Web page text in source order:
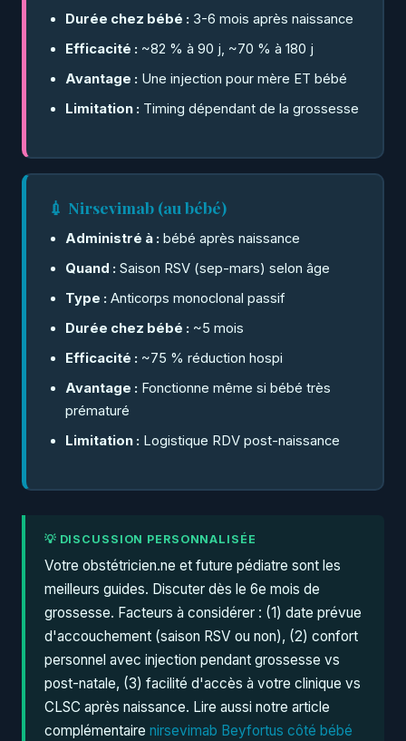
Durée chez bébé : 3-6 mois après naissance
Efficacité : ~82 % à 90 j, ~70 % à 180 j
Avantage : Une injection pour mère ET bébé
Limitation : Timing dépendant de la grossesse
💉 Nirsevimab (au bébé)
Administré à : bébé après naissance
Quand : Saison RSV (sep-mars) selon âge
Type : Anticorps monoclonal passif
Durée chez bébé : ~5 mois
Efficacité : ~75 % réduction hospi
Avantage : Fonctionne même si bébé très
prématuré
Limitation : Logistique RDV post-naissance
💡 DISCUSSION PERSONNALISÉE
Votre obstétricien.ne et future pédiatre sont les
meilleurs guides. Discuter dès le 6e mois de
grossesse. Facteurs à considérer : (1) date prévue
d'accouchement (saison RSV ou non), (2) confort
personnel avec injection pendant grossesse vs
post-natale, (3) facilité d'accès à votre clinique vs
CLSC après naissance. Lire aussi notre article
complémentaire nirsevimab Beyfortus côté bébé